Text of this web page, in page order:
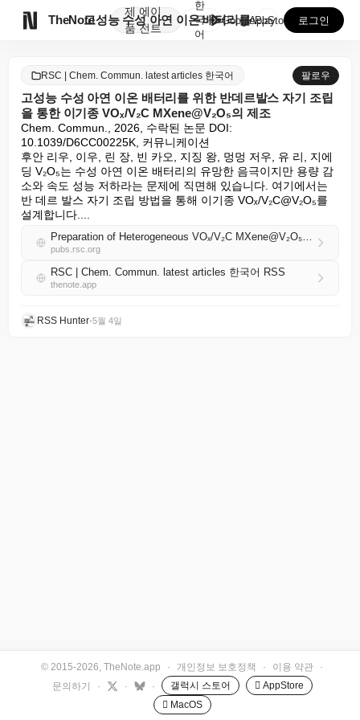
TheNote
제
품
에이
전트
고성능 수성 아연 이온 배터리를 위한 반데르발스 자기 ...
한
국
어
GooglePlay
AppStore 로그인
RSC | Chem. Commun. latest articles 한국어 팔로우
고성능 수성 아연 이온 배터리를 위한 반데르발스 자기 조립
을 통한 이기종 VOₓ/V₂C MXene@V₂O₅의 제조
Chem. Commun., 2026, 수락된 논문 DOI:
10.1039/D6CC00225K, 커뮤니케이션
후안 리우, 이우, 린 장, 빈 카오, 지징 왕, 멍멍 저우, 유 리, 지에
딩 V₂O₅는 수성 아연 이온 배터리의 유망한 음극이지만 용량 감
소와 속도 성능 저하라는 문제에 직면해 있습니다. 여기에서는
반 데르 발스 자기 조립 방법을 통해 이기종 VOₓ/V₂C@V₂O₅를
설계합니다....
Preparation of Heterogeneous VOₓ/V₂C MXene@V₂O₅ via Van der Waals Self-Assembly for High-Performance Aqueous Zinc-Ion Batteries
pubs.rsc.org
RSC | Chem. Commun. latest articles 한국어 RSS
thenote.app
RSS Hunter•5월 4일
© 2015-2026, TheNote.app · 개인정보 보호정책 · 이용 약관
·
문의하기
· · · 갤럭시 스토어
 AppStore
 MacOS